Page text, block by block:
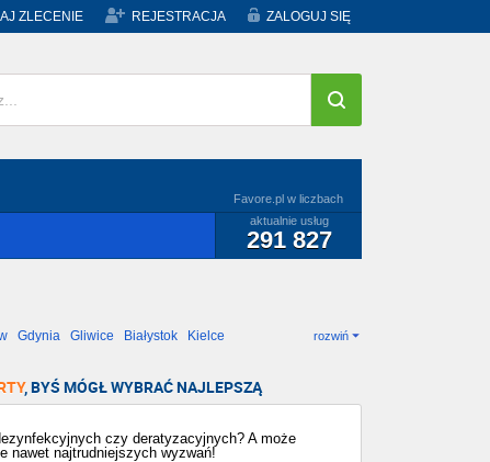
ZLECENIE REJESTRACJA ZALOGUJ SIĘ
Favore.pl w liczbach
aktualnie usług
291 827
Gdynia Gliwice Białystok
Kielce
rozwiń
, BYŚ MÓGŁ WYBRAĆ NAJLEPSZĄ
czy deratyzacyjnych? A może
nawet najtrudniejszych wyzwań!